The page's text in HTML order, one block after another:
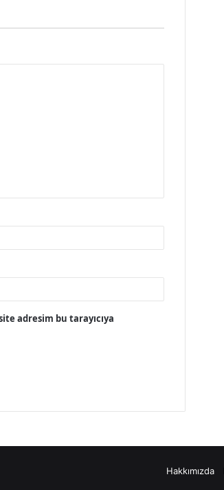
adresim bu tarayıcıya
Hakkımızda